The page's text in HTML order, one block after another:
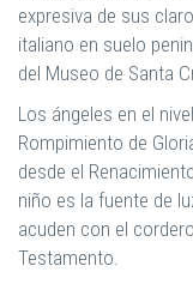
expresiva de sus
italiano en suelo
del Museo de Santa
Los ángeles en el
Rompimiento de
desde el
niño es la fuente de
acuden con el
Testamento.